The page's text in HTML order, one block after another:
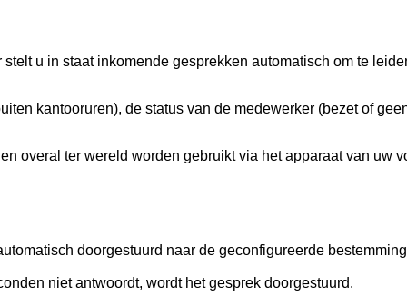
u in staat inkomende gesprekken automatisch om te
kantooruren), de status van de medewerker (bezet of
overal ter wereld worden gebruikt via het apparaat van uw
doorgestuurd naar de geconfigureerde
niet antwoordt, wordt het gesprek doorgestuurd.